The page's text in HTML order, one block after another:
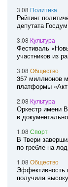
3.08 Политика
Рейтинг
депутата
3.08 Культура
Фестиваль
участников из
3.08 Общество
357 миллионов
платформы
2.08 Культура
Оркестр имени
в
1.08 Спорт
В Твери
по гребле на
1.08 Общество
Эффективность
получила